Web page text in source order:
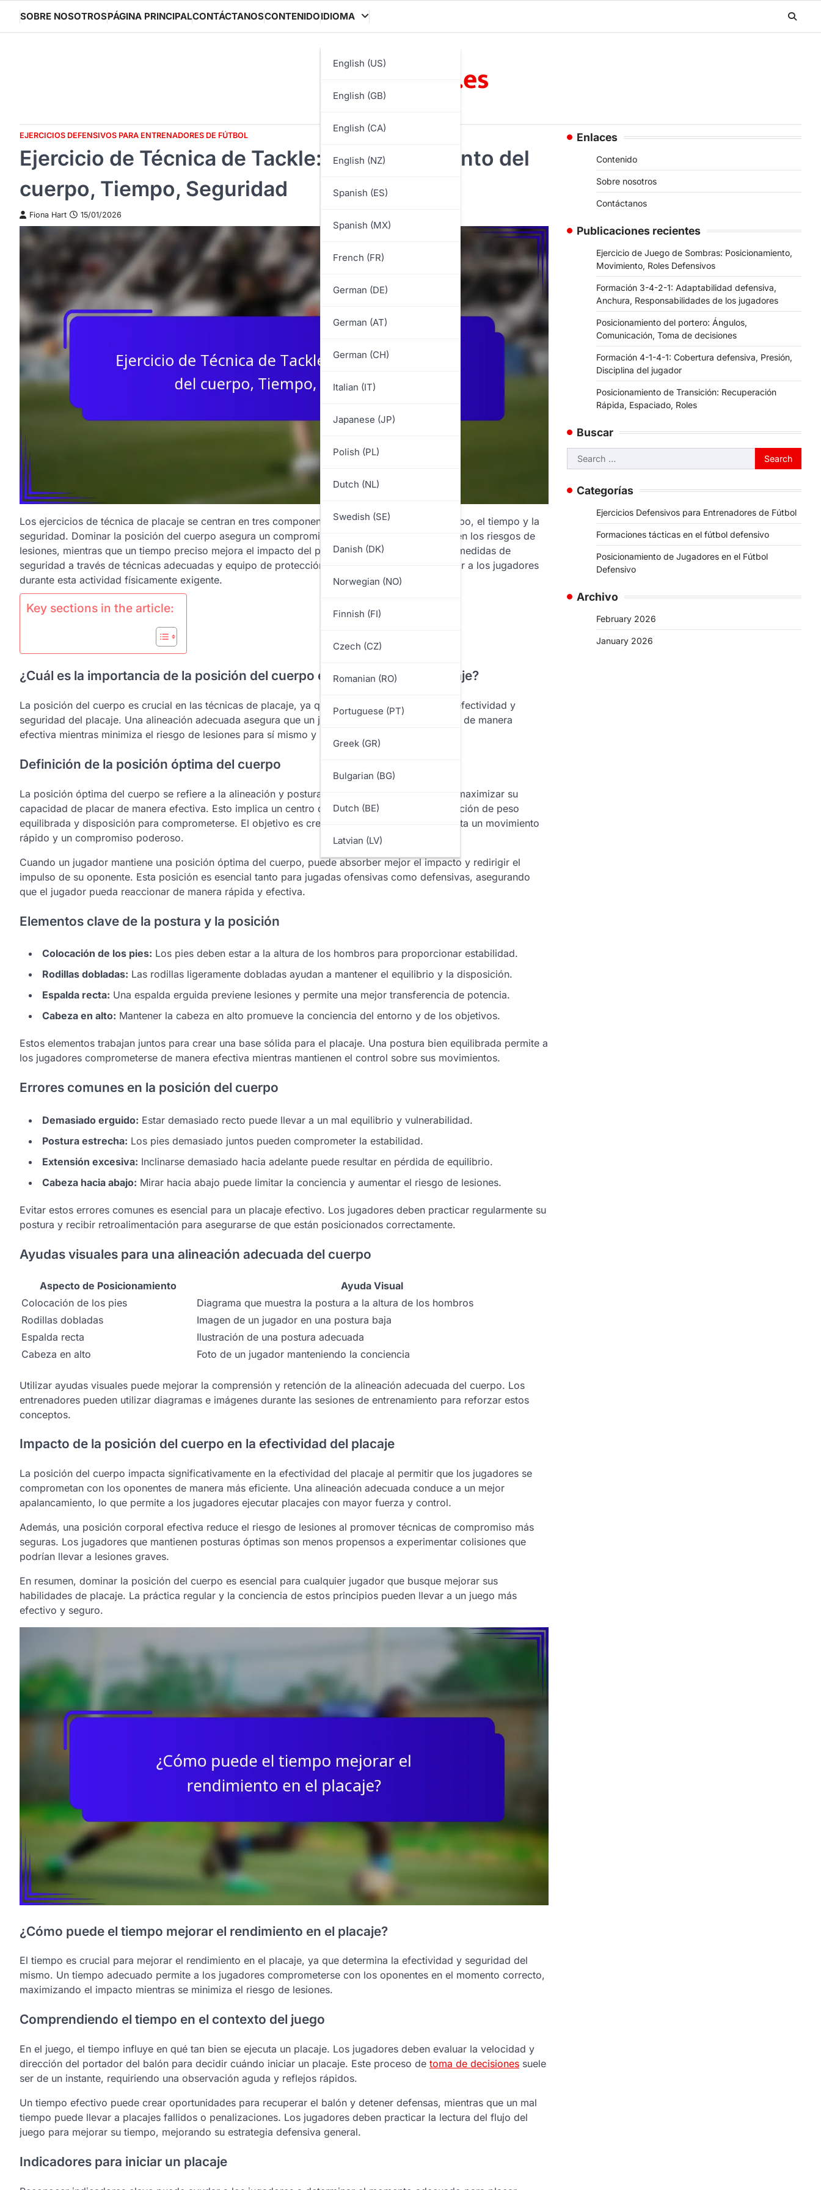
content
SOBRE NOSOTROSPÁGINA PRINCIPALCONTÁCTANOSCONTENIDOIDIOMA
English (US)
English (GB)
English (CA)
English (NZ)
Spanish (ES)
Spanish (MX)
French (FR)
German (DE)
German (AT)
German (CH)
Italian (IT)
Japanese (JP)
Polish (PL)
Dutch (NL)
Swedish (SE)
Danish (DK)
Norwegian (NO)
Finnish (FI)
Czech (CZ)
Romanian (RO)
Portuguese (PT)
Greek (GR)
Bulgarian (BG)
Dutch (BE)
Latvian (LV)
bmalarcos.es
EJERCICIOS DEFENSIVOS PARA ENTRENADORES DE FÚTBOL
Ejercicio de Técnica de Tackle: Posicionamiento del
cuerpo, Tiempo, Seguridad
Fiona Hart 15/01/2026
Los ejercicios de técnica de placaje se centran en tres componentes clave: la posición del cuerpo, el tiempo y la
seguridad. Dominar la posición del cuerpo asegura un compromiso efectivo mientras se reducen los riesgos de
lesiones, mientras que un tiempo preciso mejora el impacto del placaje. Además, implementar medidas de
seguridad a través de técnicas adecuadas y equipo de protección es esencial para salvaguardar a los jugadores
durante esta actividad físicamente exigente.
Key sections in the article:
¿Cuál es la importancia de la posición del cuerpo en las técnicas de placaje?
La posición del cuerpo es crucial en las técnicas de placaje, ya que influye directamente en la efectividad y
seguridad del placaje. Una alineación adecuada asegura que un jugador pueda comprometerse de manera
efectiva mientras minimiza el riesgo de lesiones para sí mismo y para los demás.
Definición de la posición óptima del cuerpo
La posición óptima del cuerpo se refiere a la alineación y postura que un jugador adopta para maximizar su
capacidad de placar de manera efectiva. Esto implica un centro de gravedad bajo, una distribución de peso
equilibrada y disposición para comprometerse. El objetivo es crear una base estable que permita un movimiento
rápido y un compromiso poderoso.
Cuando un jugador mantiene una posición óptima del cuerpo, puede absorber mejor el impacto y redirigir el
impulso de su oponente. Esta posición es esencial tanto para jugadas ofensivas como defensivas, asegurando
que el jugador pueda reaccionar de manera rápida y efectiva.
Elementos clave de la postura y la posición
Colocación de los pies: Los pies deben estar a la altura de los hombros para proporcionar estabilidad.
Rodillas dobladas: Las rodillas ligeramente dobladas ayudan a mantener el equilibrio y la disposición.
Espalda recta: Una espalda erguida previene lesiones y permite una mejor transferencia de potencia.
Cabeza en alto: Mantener la cabeza en alto promueve la conciencia del entorno y de los objetivos.
Estos elementos trabajan juntos para crear una base sólida para el placaje. Una postura bien equilibrada permite a
los jugadores comprometerse de manera efectiva mientras mantienen el control sobre sus movimientos.
Errores comunes en la posición del cuerpo
Demasiado erguido: Estar demasiado recto puede llevar a un mal equilibrio y vulnerabilidad.
Postura estrecha: Los pies demasiado juntos pueden comprometer la estabilidad.
Extensión excesiva: Inclinarse demasiado hacia adelante puede resultar en pérdida de equilibrio.
Cabeza hacia abajo: Mirar hacia abajo puede limitar la conciencia y aumentar el riesgo de lesiones.
Evitar estos errores comunes es esencial para un placaje efectivo. Los jugadores deben practicar regularmente su
postura y recibir retroalimentación para asegurarse de que están posicionados correctamente.
Ayudas visuales para una alineación adecuada del cuerpo
Aspecto de Posicionamiento
Ayuda Visual
Colocación de los pies
Diagrama que muestra la postura a la altura de los hombros
Rodillas dobladas
Imagen de un jugador en una postura baja
Espalda recta
Ilustración de una postura adecuada
Cabeza en alto
Foto de un jugador manteniendo la conciencia
Utilizar ayudas visuales puede mejorar la comprensión y retención de la alineación adecuada del cuerpo. Los
entrenadores pueden utilizar diagramas e imágenes durante las sesiones de entrenamiento para reforzar estos
conceptos.
Impacto de la posición del cuerpo en la efectividad del placaje
La posición del cuerpo impacta significativamente en la efectividad del placaje al permitir que los jugadores se
comprometan con los oponentes de manera más eficiente. Una alineación adecuada conduce a un mejor
apalancamiento, lo que permite a los jugadores ejecutar placajes con mayor fuerza y control.
Además, una posición corporal efectiva reduce el riesgo de lesiones al promover técnicas de compromiso más
seguras. Los jugadores que mantienen posturas óptimas son menos propensos a experimentar colisiones que
podrían llevar a lesiones graves.
En resumen, dominar la posición del cuerpo es esencial para cualquier jugador que busque mejorar sus
habilidades de placaje. La práctica regular y la conciencia de estos principios pueden llevar a un juego más
efectivo y seguro.
¿Cómo puede el tiempo mejorar el rendimiento en el placaje?
El tiempo es crucial para mejorar el rendimiento en el placaje, ya que determina la efectividad y seguridad del
mismo. Un tiempo adecuado permite a los jugadores comprometerse con los oponentes en el momento correcto,
maximizando el impacto mientras se minimiza el riesgo de lesiones.
Comprendiendo el tiempo en el contexto del juego
En el juego, el tiempo influye en qué tan bien se ejecuta un placaje. Los jugadores deben evaluar la velocidad y
dirección del portador del balón para decidir cuándo iniciar un placaje. Este proceso de toma de decisiones suele
ser de un instante, requiriendo una observación aguda y reflejos rápidos.
Un tiempo efectivo puede crear oportunidades para recuperar el balón y detener defensas, mientras que un mal
tiempo puede llevar a placajes fallidos o penalizaciones. Los jugadores deben practicar la lectura del flujo del
juego para mejorar su tiempo, mejorando su estrategia defensiva general.
Indicadores para iniciar un placaje
Enlaces
Contenido
Sobre nosotros
Contáctanos
Publicaciones recientes
Ejercicio de Juego de Sombras: Posicionamiento,
Movimiento, Roles Defensivos
Formación 3-4-2-1: Adaptabilidad defensiva,
Anchura, Responsabilidades de los jugadores
Posicionamiento del portero: Ángulos,
Comunicación, Toma de decisiones
Formación 4-1-4-1: Cobertura defensiva, Presión,
Disciplina del jugador
Posicionamiento de Transición: Recuperación
Rápida, Espaciado, Roles
Buscar
Search
for:
Categorías
Ejercicios Defensivos para Entrenadores de Fútbol
Formaciones tácticas en el fútbol defensivo
Posicionamiento de Jugadores en el Fútbol
Defensivo
Archivo
February 2026
January 2026